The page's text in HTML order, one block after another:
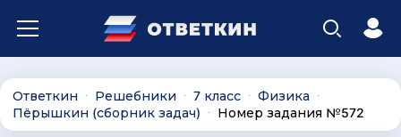
Ответкин ∙ Решебники ∙ 7 класс ∙ Физика ∙
Пёрышкин (сборник задач) ∙ Номер задания №572